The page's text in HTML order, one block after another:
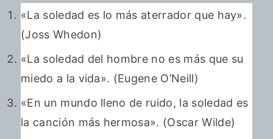
«La soledad es lo más aterrador que hay».
(Joss Whedon)
«La soledad del hombre no es más que su
miedo a la vida». (Eugene O’Neill)
«En un mundo lleno de ruido, la soledad es
la canción más hermosa». (Oscar Wilde)